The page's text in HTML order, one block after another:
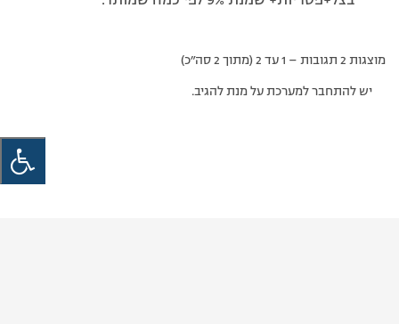
מוצגות 2 תגובות – 1 עד 2 (מתוך 2 סה״כ)
יש להתחבר למערכת על מנת להגיב.